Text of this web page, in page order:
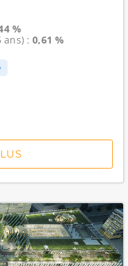
%
ans) :0,61 %